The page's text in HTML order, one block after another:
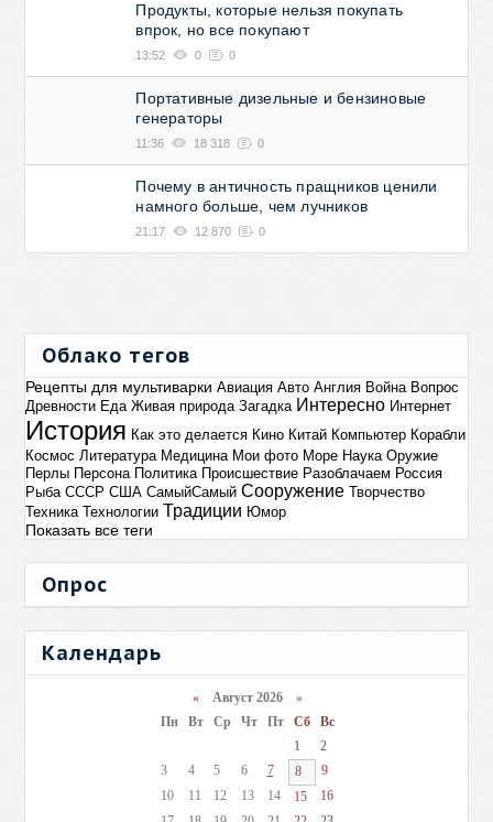
Продукты, которые нельзя покупать
впрок, но все покупают
13:52 0 0
Портативные дизельные и бензиновые
генераторы
11:36 18 318 0
Почему в античность пращников ценили
намного больше, чем лучников
21:17 12 870 0
Облако тегов
Рецепты для мультиварки Авиация Авто Англия Война Вопрос
Древности Еда Живая природа Загадка Интересно Интернет
История Как это делается Кино Китай Компьютер Корабли
Космос Литература Медицина Мои фото Море Наука Оружие
Перлы Персона Политика Происшествие Разоблачаем Россия
Рыба СССР США СамыйСамый Сооружение Творчество
Техника Технологии Традиции Юмор
Показать все теги
Опрос
Календарь
«Август 2026 »
Пн
Вт Ср Чт Пт Сб
Вс
1
2
3
4 5 6 7 8
9
10
11 12 13 14 15
16